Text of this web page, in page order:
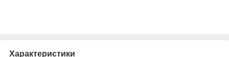
Характеристики